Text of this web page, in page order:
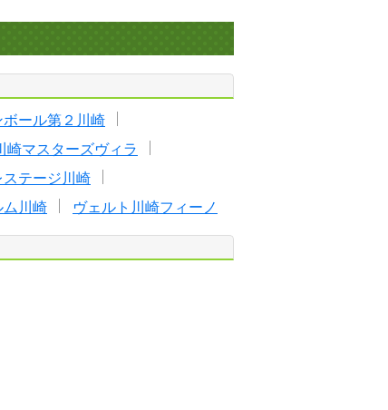
ボール第２川崎
崎マスターズヴィラ
ステージ川崎
ム川崎 ヴェルト川崎フィーノ